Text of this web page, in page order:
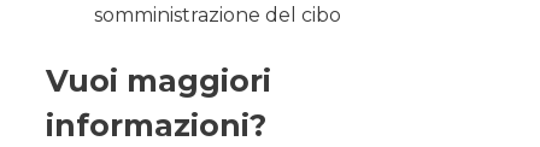
somministrazione del cibo
Vuoi maggiori
informazioni?